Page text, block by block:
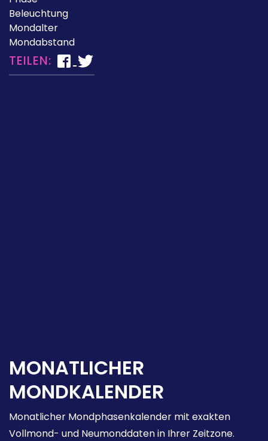
Beleuchtung
Mondalter
Mondabstand
TEILEN:
MONATLICHER
MONDKALENDER
Monatlicher Mondphasenkalender mit exakten
Vollmond- und Neumonddaten in Ihrer Zeitzone.